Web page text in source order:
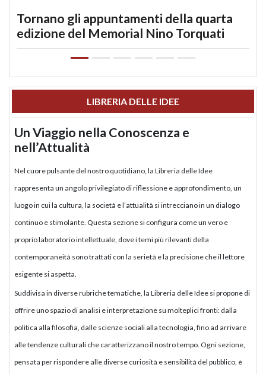
Tornano gli appuntamenti della quarta
edizione del Memorial Nino Torquati
LIBRERIA DELLE IDEE
Un Viaggio nella Conoscenza e
nell’Attualità
Nel cuore pulsante del nostro quotidiano, la Libreria delle Idee
rappresenta un angolo privilegiato di riflessione e approfondimento, un
luogo in cui la cultura, la società e l’attualità si intrecciano in un dialogo
continuo e stimolante. Questa sezione si configura come un vero e
proprio laboratorio intellettuale, dove i temi più rilevanti della
contemporaneità sono trattati con la serietà e la precisione che il lettore
esigente si aspetta.
Suddivisa in diverse rubriche tematiche, la Libreria delle Idee si propone di
offrire uno spazio di analisi e interpretazione su molteplici fronti: dalla
politica alla filosofia, dalle scienze sociali alla tecnologia, fino ad arrivare
alle tendenze culturali che caratterizzano il nostro tempo. Ogni sezione,
pensata per rispondere alle diverse curiosità e sensibilità del pubblico, è